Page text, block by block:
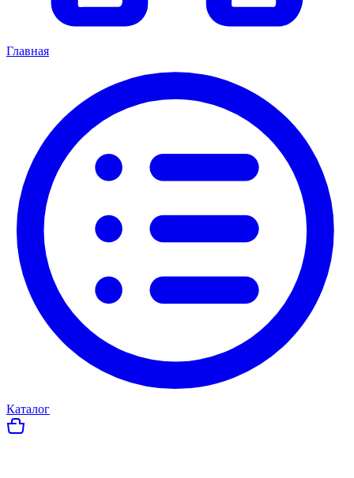
Главная
Каталог